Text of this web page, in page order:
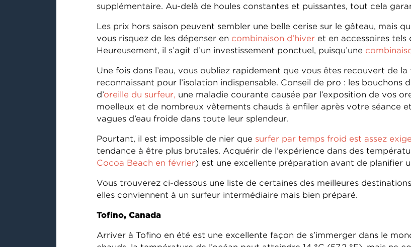
supplémentaire. Au-delà de houles constantes et puissantes, tout cela
Les prix hors saison peuvent sembler une belle cerise sur le gâteau, mais
vous risquez de les dépenser en combinaison d’hiveret en accessoires tels
Heureusement, il s’agit d’un investissement ponctuel, puisqu’une
Une fois dans l’eau, vous oubliez rapidement que vous êtes recouvert de
reconnaissant pour l’isolation indispensable. Conseil de pro : les
d’oreille du surfeur, une maladie courante causée par l’exposition de vos
moelleux et de nombreux vêtements chauds à enfiler après votre séance
vagues d’eau froide dans toute leur splendeur.
Pourtant, il est impossible de nier que surfer par temps froid est assez
tendance à être plus brutales. Acquérir de l’expérience dans des
Cocoa Beach en février) est une excellente préparation avant de planifier
Vous trouverez ci-dessous une liste de certaines des meilleures
elles conviennent à un surfeur intermédiaire mais bien préparé.
Tofino, Canada
Arriver à Tofino en été est une excellente façon de s’immerger dans le